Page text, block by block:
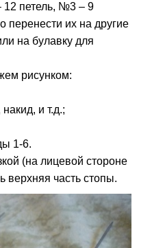
петель, №3 – 9
перенести их на другие
на булавку для
рисунком:
и т.д.;
1-6.
(на лицевой стороне
верхняя часть стопы.